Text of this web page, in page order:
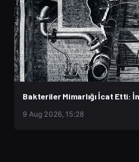
Bakteriler Mimarlığı İcat Etti:
9 Aug 2026, 15:28